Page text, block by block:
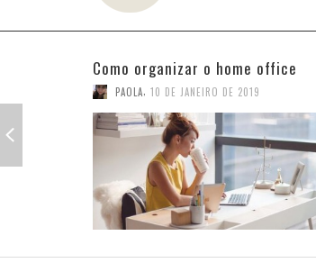
Como acertar nas combinações
coloridas
PAOLA, 3 DE JANEIRO DE 2019